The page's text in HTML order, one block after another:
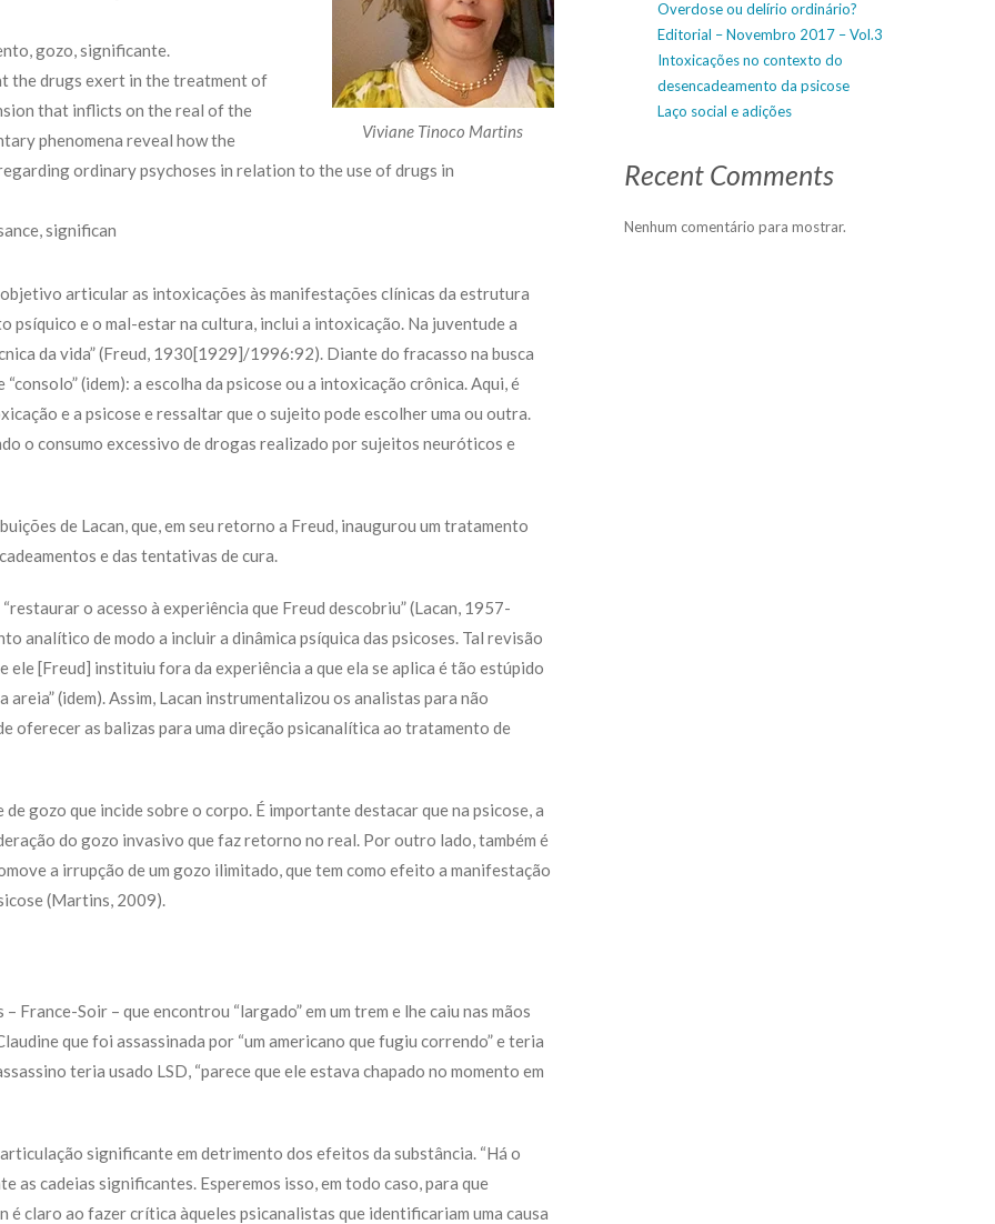
Viviane Tinoco Martins
gozo, significante.
the drugs exert in the treatment of
that inflicts on the real of the
phenomena reveal how the
ordinary psychoses in relation to the use of drugs in
significan
articular as intoxicações às manifestações clínicas da estrutura
e o mal-estar na cultura, inclui a intoxicação. Na juventude a
da vida” (Freud, 1930[1929]/1996:92). Diante do fracasso na busca
(idem): a escolha da psicose ou a intoxicação crônica. Aqui, é
e a psicose e ressaltar que o sujeito pode escolher uma ou outra.
o consumo excessivo de drogas realizado por sujeitos neuróticos e
de Lacan, que, em seu retorno a Freud, inaugurou um tratamento
e das tentativas de cura.
o acesso à experiência que Freud descobriu” (Lacan, 1957-
analítico de modo a incluir a dinâmica psíquica das psicoses. Tal revisão
[Freud] instituiu fora da experiência a que ela se aplica é tão estúpido
(idem). Assim, Lacan instrumentalizou os analistas para não
oferecer as balizas para uma direção psicanalítica ao tratamento de
gozo que incide sobre o corpo. É importante destacar que na psicose, a
do gozo invasivo que faz retorno no real. Por outro lado, também é
a irrupção de um gozo ilimitado, que tem como efeito a manifestação
(Martins, 2009).
France-Soir – que encontrou “largado” em um trem e lhe caiu nas mãos
que foi assassinada por “um americano que fugiu correndo” e teria
teria usado LSD, “parece que ele estava chapado no momento em
significante em detrimento dos efeitos da substância. “Há o
as cadeias significantes. Esperemos isso, em todo caso, para que
claro ao fazer crítica àqueles psicanalistas que identificariam uma causa
Overdose ou delírio ordinário?
Editorial – Novembro 2017 – Vol.3
Intoxicações no contexto do
desencadeamento da psicose
Laço social e adições
Recent Comments
Nenhum comentário para mostrar.